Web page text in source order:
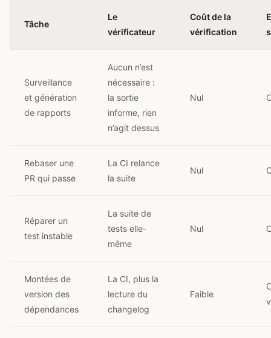
Tâche
Le
vérificateur
Coût de la
vérification
Surveillance
et génération
de rapports
Aucun n’est
nécessaire :
la sortie
informe, rien
n’agit dessus
Nul
Rebaser une
PR qui passe
La CI relance
la suite
Nul
Réparer un
test instable
La suite de
tests elle-
même
Nul
Montées de
version des
dépendances
La CI, plus la
lecture du
changelog
Faible